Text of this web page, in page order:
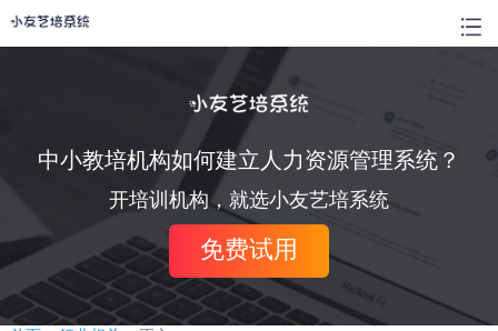
中小教培机构如何建立人力资源管理系统？
开培训机构，就选小友艺培系统
免费试用